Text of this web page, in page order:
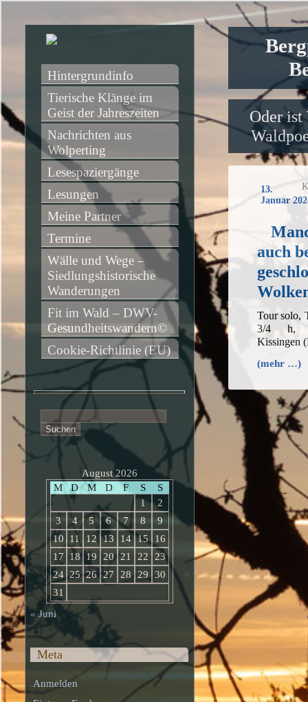
Oder ist
13.
Januar
auch
Tour solo,
3/4 h,
Kissingen
(mehr …)
Hintergrundinfo
Tierische Klänge im
Geist der Jahreszeiten
Nachrichten aus
Wolperting
Lesespaziergänge
Lesungen
Meine Partner
Termine
Wälle und Wege –
Siedlungshistorische
Wanderungen
Fit im Wald – DWV-
Gesundheitswandern©
Cookie-Richtlinie (EU)
nach:
August 2026
M
D M D F S
S
1
2
3
4 5 6 7 8
9
10
11 12 13 14 15
16
17
18 19 20 21 22
23
24 25 26 27 28 29
30
31
« Juni
Meta
Anmelden